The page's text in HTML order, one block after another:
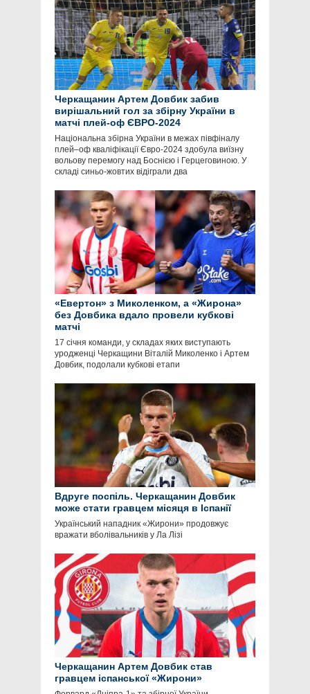
Черкащанин Артем Довбик забив
вирішальний гол за збірну України в
матчі плей-оф ЄВРО-2024
Національна збірна України в межах півфіналу
плей–оф кваліфікації Євро-2024 здобула виїзну
вольову перемогу над Боснією і Герцеговиною. У
складі синьо-жовтих відіграли два
«Евертон» з Миколенком, а «Жирона»
без Довбика вдало провели кубкові
матчі
17 січня команди, у складах яких виступають
уродженці Черкащини Віталій Миколенко і Артем
Довбик, подолали кубкові етапи
Вдруге поспіль. Черкащанин Довбик
може стати гравцем місяця в Іспанії
Український нападник «Жирони» продовжує
вражати вболівальників у Ла Лізі
Черкащанин Артем Довбик став
гравцем іспанської «Жирони»